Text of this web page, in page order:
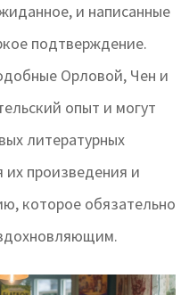
и написанные
подтверждение.
Орловой, Чен и
опыт и могут
литературных
их произведения и
которое обязательно